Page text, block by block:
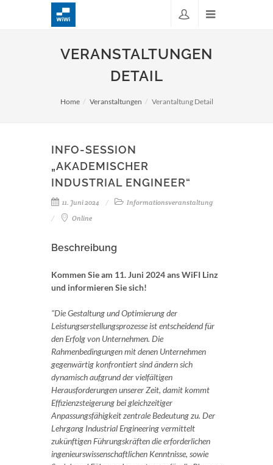
VERANSTALTUNGEN
DETAIL
Home Veranstaltungen Verantaltung Detail
INFO-SESSION
„AKADEMISCHER
INDUSTRIAL ENGINEER“
11. Juni 2024
Informationsveranstaltung
Online
Beschreibung
Kommen Sie am 11. Juni 2024 ans WiFI Linz
und informieren Sie sich!
"Die Gestaltung und Optimierung der
Leistungserstellungsprozesse ist entscheidend für
den Erfolg von Unternehmen. Die
Rahmenbedingungen mit denen Unternehmen
gegenwärtig konfrontiert sind ändern sich
dynamisch aufgrund der vielfältigen
Herausforderungen unserer Zeit, damit kommt
Effizienzsteigerung bei gleichzeitiger
Anpassungsfähigkeit zentrale Bedeutung zu. Der
Lehrgang Industrial Engineering vermittelt
zukünftigen Führungskräften die erforderlichen
ingenieurswissenschaftlichen Kenntnisse, sowie